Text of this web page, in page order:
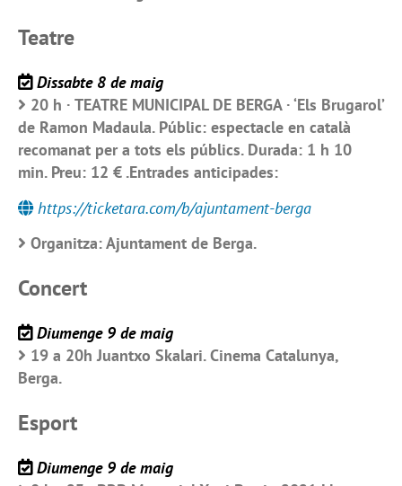
Teatre
Dissabte 8 de maig
20 h · TEATRE MUNICIPAL DE BERGA · ‘Els Brugarol’
de Ramon Madaula. Públic: espectacle en català
recomanat per a tots els públics. Durada: 1 h 10
min. Preu: 12 € .Entrades anticipades:
https://ticketara.com/b/ajuntament-berga
Organitza: Ajuntament de Berga.
Concert
Diumenge 9 de maig
19 a 20h Juantxo Skalari. Cinema Catalunya,
Berga.
Esport
Diumenge 9 de maig